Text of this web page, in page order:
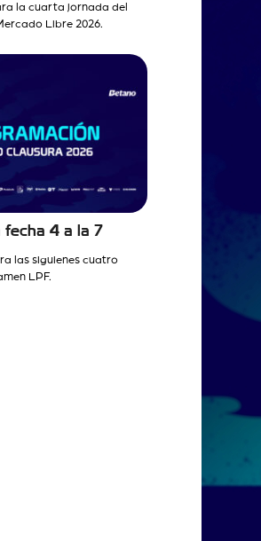
la cuarta jornada del
Libre 2026.
fecha 4 a la 7
las siguienes cuatro
LPF.